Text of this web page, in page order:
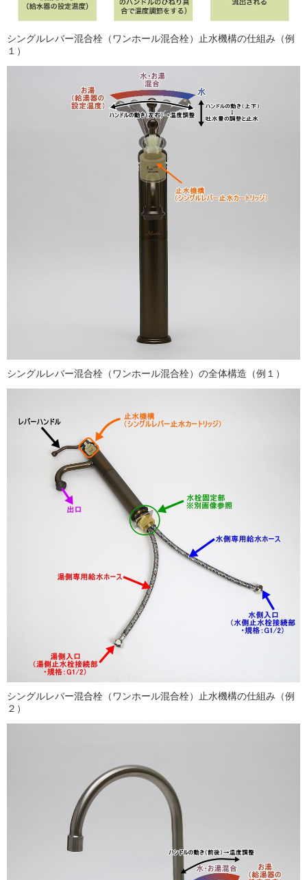
シングルレバー混合栓（ワンホール混合栓）止水機構の仕組み（例
１）
シングルレバー混合栓（ワンホール混合栓）の全体構造（例１）
シングルレバー混合栓（ワンホール混合栓）止水機構の仕組み（例
２）